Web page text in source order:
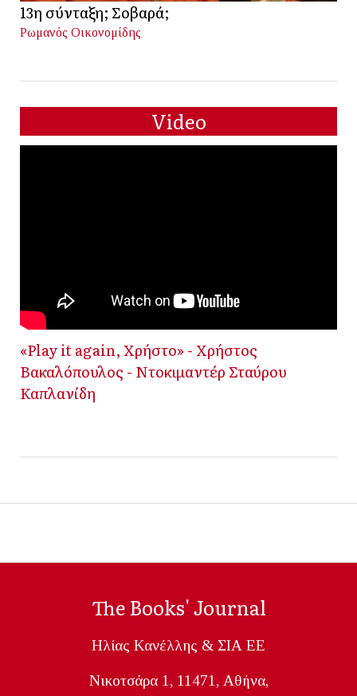
13η σύνταξη; Σοβαρά;
Ρωμανός Οικονομίδης
Video
«Play it again, Χρήστο» - Χρήστος
Βακαλόπουλος - Ντοκιμαντέρ Σταύρου
Καπλανίδη
The Books' Journal
Ηλίας Κανέλλης & ΣΙΑ ΕΕ
Nικοτσάρα 1, 11471, Aθήνα,